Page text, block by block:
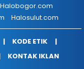
Halobogor.com
Halosulut.com
KODE ETIK
KONTAK IKLAN